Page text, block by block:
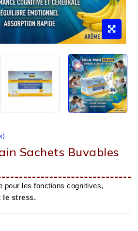
Sachets Buvables
pour les fonctions cognitives,
le stress.